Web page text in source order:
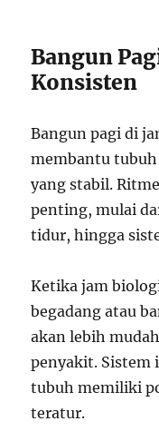
Bangun
Konsisten
Bangun pagi di
membantu
yang stabil.
penting, mulai
tidur, hingga
Ketika jam
begadang atau
akan lebih
penyakit. Sistem
tubuh memiliki
teratur.